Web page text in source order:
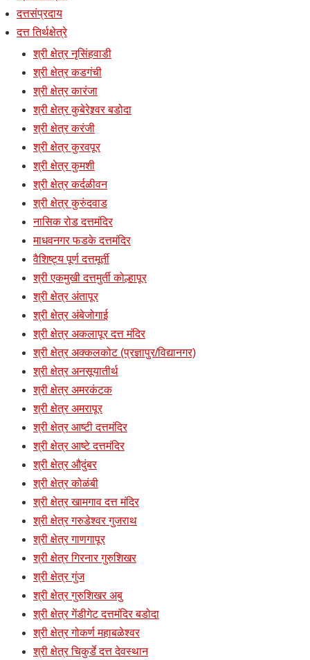
दत्तसंप्रदाय
दत्त तिर्थक्षेत्रे
श्री क्षेत्र नृसिंहवाडी
श्री क्षेत्र कडगंची
श्री क्षेत्र कारंजा
श्री क्षेत्र कुबेरेश्र्वर बडोदा
श्री क्षेत्र करंजी
श्री क्षेत्र कुरवपूर
श्री क्षेत्र कुमशी
श्री क्षेत्र कर्दळीवन
श्री क्षेत्र कुरुंदवाड
नासिक रोड दत्तमंदिर
माधवनगर फडके दत्तमंदिर
वैशिष्ट्य पूर्ण दत्तमूर्ती
श्री एकमुखी दत्तमुर्ती कोल्हापूर
श्री क्षेत्र अंतापूर
श्री क्षेत्र अंबेजोगाई
श्री क्षेत्र अकलापूर दत्त मंदिर
श्री क्षेत्र अक्कलकोट (प्रज्ञापुर/विद्यानगर)
श्री क्षेत्र अनसूयातीर्थ
श्री क्षेत्र अमरकंटक
श्री क्षेत्र अमरापूर
श्री क्षेत्र आष्टी दत्तमंदिर
श्री क्षेत्र आष्टे दत्तमंदिर
श्री क्षेत्र औदुंबर
श्री क्षेत्र कोळंबी
श्री क्षेत्र खामगाव दत्त मंदिर
श्री क्षेत्र गरुडेश्वर गुजराथ
श्री क्षेत्र गाणगापूर
श्री क्षेत्र गिरनार गुरुशिखर
श्री क्षेत्र गुंज
श्री क्षेत्र गुरुशिखर अबु
श्री क्षेत्र गेंडीगेट दत्तमंदिर बडोदा
श्री क्षेत्र गोकर्ण महाबळेश्वर
श्री क्षेत्र चिकुर्डे दत्त देवस्थान